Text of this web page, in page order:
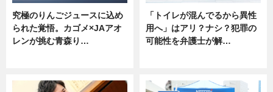
究極のりんごジュースに込め
られた覚悟。カゴメ×JAアオ
レンが挑む青森り…
「トイレが混んでるから異性
用へ」はアリ？ナシ？犯罪の
可能性を弁護士が解…